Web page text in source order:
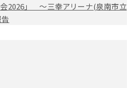
2026」 ～三幸アリーナ(泉南市立